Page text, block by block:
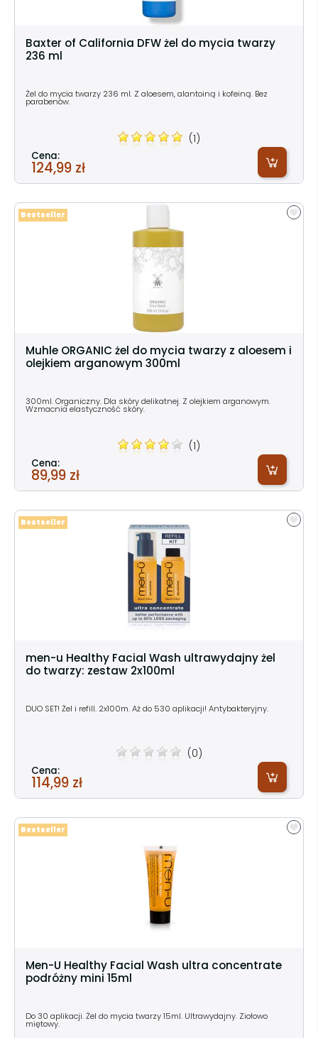
Baxter of California DFW żel do mycia twarzy
236 ml
Żel do mycia twarzy 236 ml. Z aloesem, alantoiną i kofeiną. Bez
parabenów.
(1)
Cena:
124,99 zł
Muhle ORGANIC żel do mycia twarzy z aloesem i
olejkiem arganowym 300ml
300ml. Organiczny. Dla skóry delikatnej. Z olejkiem arganowym.
Wzmacnia elastyczność skóry.
(1)
Cena:
89,99 zł
Bestseller
men-u Healthy Facial Wash ultrawydajny żel
do twarzy: zestaw 2x100ml
DUO SET! Żel i refill. 2x100m. Aż do 530 aplikacji! Antybakteryjny.
(0)
Cena:
114,99 zł
Bestseller
Men-U Healthy Facial Wash ultra concentrate
podróżny mini 15ml
Do 30 aplikacji. Żel do mycia twarzy 15ml. Ultrawydajny. Ziołowo
miętowy.
Bestseller